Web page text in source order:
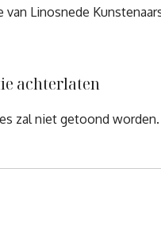
van Linosnede
achterlaten
zal niet getoond worden.